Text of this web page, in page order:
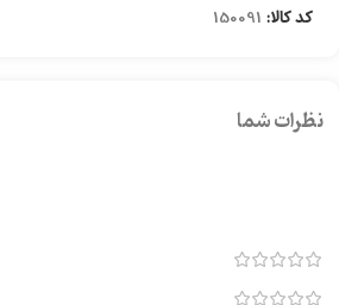
کد کالا: 150091
نظرات شما